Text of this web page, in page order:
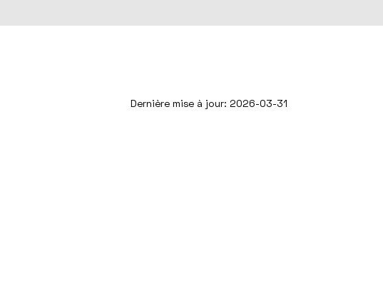
Dernière mise à jour: 2026-03-31